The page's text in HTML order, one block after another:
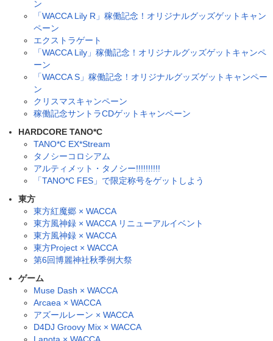
ン
「WACCA Lily R」稼働記念！オリジナルグッズゲットキャン
ペーン
エクストラゲート
「WACCA Lily」稼働記念！オリジナルグッズゲットキャンペ
ーン
「WACCA S」稼働記念！オリジナルグッズゲットキャンペー
ン
クリスマスキャンペーン
稼働記念サントラCDゲットキャンペーン
HARDCORE TANO*C
TANO*C EX*Stream
タノシーコロシアム
アルティメット・タノシー!!!!!!!!!!
「TANO*C FES」で限定称号をゲットしよう
東方
東方紅魔郷 × WACCA
東方風神録 × WACCA リニューアルイベント
東方風神録 × WACCA
東方Project × WACCA
第6回博麗神社秋季例大祭
ゲーム
Muse Dash × WACCA
Arcaea × WACCA
アズールレーン × WACCA
D4DJ Groovy Mix × WACCA